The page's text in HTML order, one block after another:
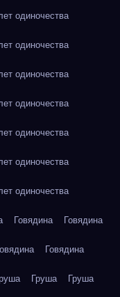
одиночества
одиночества
одиночества
одиночества
одиночества
одиночества
одиночества
Говядина Говядина
Говядина
Груша Груша